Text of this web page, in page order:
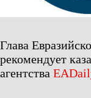
Глава
рекомендует
агентства